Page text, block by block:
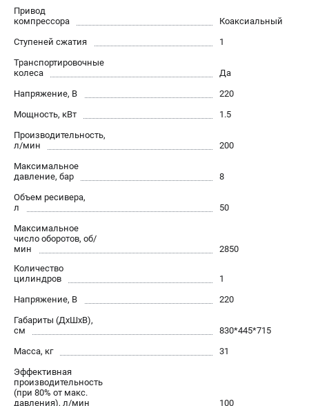
ИНФОРМАЦИЯ
Контакты
Правила обмена и возврата
О компании
О бренде
Политика обработки персональных данных
Новости
Программа бонусов
Пользовательское соглашение
СЕТЕВОЙ ЭЛЕКТРОИНСТРУМЕНТ
Угловые шлифмашины (УШМ)
Перфораторы
Дрели
Лобзики
Пылесосы
АККУМУЛЯТОРНЫЙ ИНСТРУМЕНТ
Аккумуляторные шуруповерты
Привод
компрессора
Коаксиальный
Ступеней сжатия
1
Транспортировочные
колеса
Да
Напряжение, В
220
Мощность, кВт
1.5
Производительность,
л/мин
200
Максимальное
давление, бар
8
Объем ресивера,
л
50
Максимальное
число оборотов, об/
мин
2850
Количество
цилиндров
1
Напряжение, В
220
Габариты (ДхШхВ),
см
830*445*715
Масса, кг
31
Эффективная
производительность
(при 80% от макс.
давления), л/мин
100